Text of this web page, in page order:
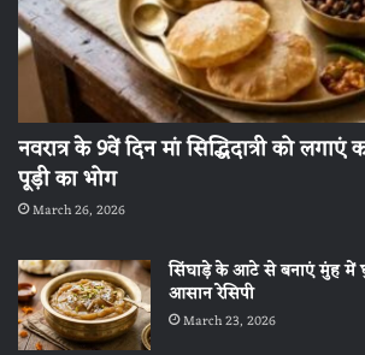
नवरात्र के 9वें दिन मां सिद्धिदात्री को
पूड़ी का भोग
March 26, 2026
सिंघाड़े के आटे से बनाएं मुंह में
आसान रेसिपी
March 23, 2026